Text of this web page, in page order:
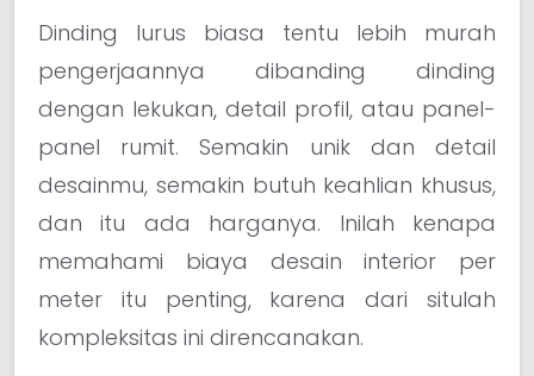
Dinding lurus biasa tentu lebih murah
pengerjaannya dibanding dinding
dengan lekukan, detail profil, atau panel-
panel rumit. Semakin unik dan detail
desainmu, semakin butuh keahlian khusus,
dan itu ada harganya. Inilah kenapa
memahami biaya desain interior per
meter itu penting, karena dari situlah
kompleksitas ini direncanakan.